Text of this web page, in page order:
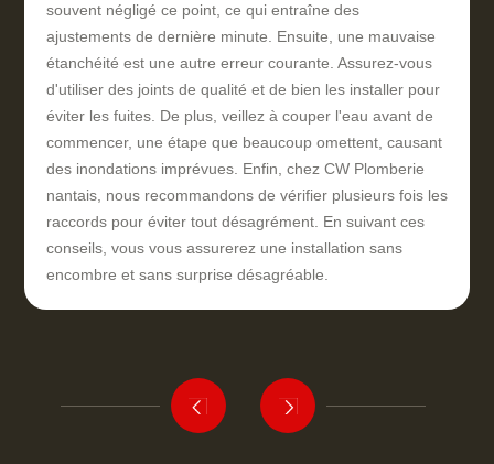
souvent négligé ce point, ce qui entraîne des
ajustements de dernière minute. Ensuite, une mauvaise
étanchéité est une autre erreur courante. Assurez-vous
d'utiliser des joints de qualité et de bien les installer pour
éviter les fuites. De plus, veillez à couper l'eau avant de
commencer, une étape que beaucoup omettent, causant
des inondations imprévues. Enfin, chez CW Plomberie
nantais, nous recommandons de vérifier plusieurs fois les
raccords pour éviter tout désagrément. En suivant ces
conseils, vous vous assurerez une installation sans
encombre et sans surprise désagréable.